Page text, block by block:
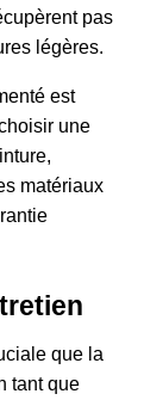
pas
légères.
est
une
,
matériaux
que la
tant que